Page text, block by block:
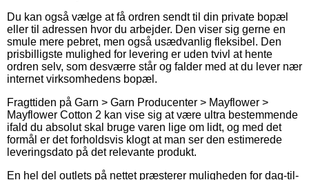
Du kan også vælge at få ordren sendt til din private bopæl
eller til adressen hvor du arbejder. Den viser sig gerne en
smule mere pebret, men også usædvanlig fleksibel. Den
prisbilligste mulighed for levering er uden tvivl at hente
ordren selv, som desværre står og falder med at du lever nær
internet virksomhedens bopæl.
Fragttiden på Garn > Garn Producenter > Mayflower >
Mayflower Cotton 2 kan vise sig at være ultra bestemmende
ifald du absolut skal bruge varen lige om lidt, og med det
formål er det forholdsvis klogt at man ser den estimerede
leveringsdato på det relevante produkt.
En hel del outlets på nettet præsterer muligheden for dag-til-